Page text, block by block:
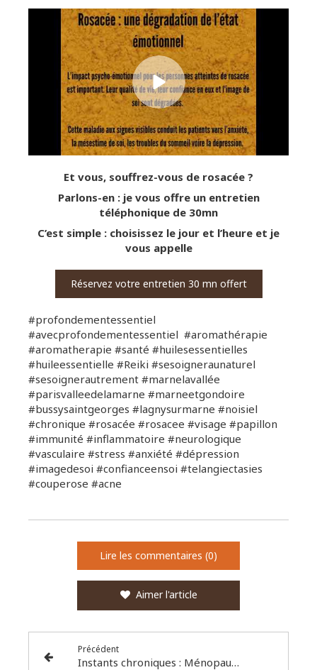
Et vous, souffrez-vous de rosacée ?
Parlons-en : je vous offre un entretien
téléphonique de 30mn
C’est simple : choisissez le jour et l’heure et je
vous appelle
Réservez votre entretien 30 mn offert
#profondementessentiel
#avecprofondementessentiel #aromathérapie
#aromatherapie #santé #huilesessentielles
#huileessentielle #Reiki #sesoigneraunaturel
#sesoignerautrement #marnelavallée
#parisvalleedelamarne #marneetgondoire
#bussysaintgeorges #lagnysurmarne #noisiel
#chronique #rosacée #rosacee #visage #papillon
#immunité #inflammatoire #neurologique
#vasculaire #stress #anxiété #dépression
#imagedesoi #confianceensoi #telangiectasies
#couperose #acne
Lire les commentaires (0)
Aimer l'article
Précédent
Instants chroniques : Ménopause, fin de la féminité ?